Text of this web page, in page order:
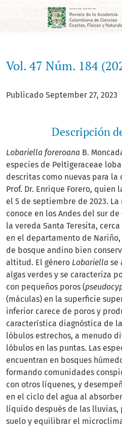
Vol. 47 Núm. 184 (2023)
Vol. 47 Núm. 184
Publicado September 27, 2023
Descripción
Lobariella foreroana B.
especies de Peltigeraceae
descritas como nuevas para
Prof. Dr. Enrique Forero,
el 5 de septiembre de 2023. La
conoce en los Andes del sur
la vereda Santa Teresita,
en el departamento de
de bosque andino bien
altitud. El género Lobariella se
algas verdes y se caracteriza
con pequeños poros (
(máculas) en la superficie
inferior carece de poros y
característica diagnóstica de
lóbulos estrechos, a menudo
lóbulos en las puntas. Las
encuentran en bosques
formando comunidades
con otros líquenes, y
en el ciclo del agua al
líquido después de las
suelo y equilibrar el